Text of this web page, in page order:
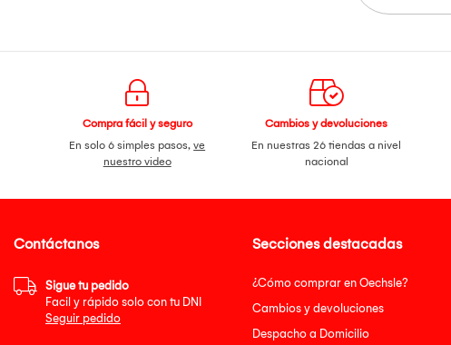
Compra fácil y seguro
En solo 6 simples pasos,ve
nuestro video
Cambios y devoluciones
En nuestras 26 tiendas a nivel
nacional
Secciones destacadas
¿Cómo comprar en Oechsle?
Cambios y devoluciones
Despacho a Domicilio
Contáctanos
Sigue tu pedido
Facil y rápido solo con tu DNI
Seguir pedido